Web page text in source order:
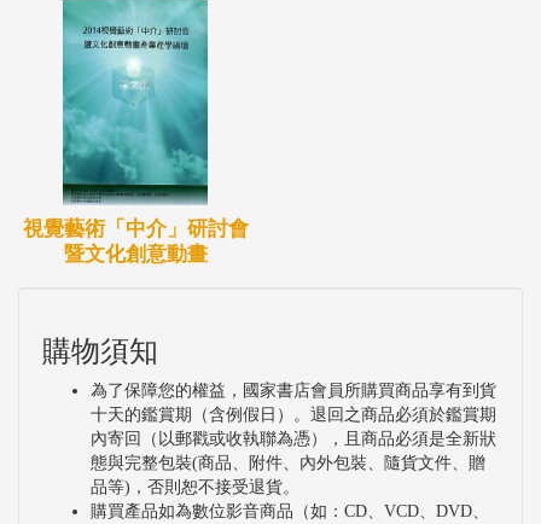
視覺藝術「中介」研討會
暨文化創意動畫
購物須知
為了保障您的權益，國家書店會員所購買商品享有到貨
十天的鑑賞期（含例假日）。退回之商品必須於鑑賞期
內寄回（以郵戳或收執聯為憑），且商品必須是全新狀
態與完整包裝(商品、附件、內外包裝、隨貨文件、贈
品等)，否則恕不接受退貨。
購買產品如為數位影音商品（如：CD、VCD、DVD、